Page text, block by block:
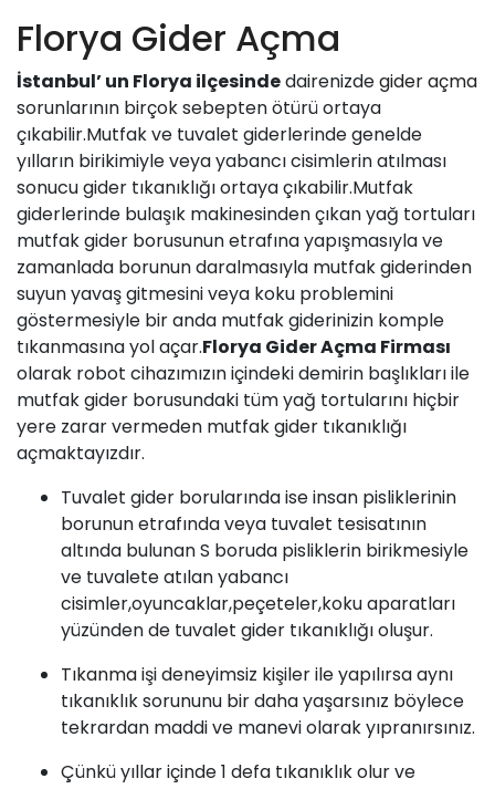
Florya Gider Açma
İstanbul’ un Florya ilçesindedairenizdegider açma
sorunlarının birçok sebepten ötürü ortaya
çıkabilir.Mutfak ve tuvalet giderlerinde genelde
yılların birikimiyle veya yabancı cisimlerin atılması
sonucu gider tıkanıklığı ortaya çıkabilir.Mutfak
giderlerinde bulaşık makinesinden çıkan yağ tortuları
mutfak gider borusunun etrafına yapışmasıyla ve
zamanlada borunun daralmasıyla mutfak giderinden
suyun yavaş gitmesini veya koku problemini
göstermesiyle bir anda mutfak giderinizin komple
tıkanmasına yol açar.Florya Gider Açma Firması
olarak robot cihazımızın içindeki demirin başlıkları ile
mutfak gider borusundaki tüm yağ tortularını hiçbir
yere zarar vermeden mutfak gider tıkanıklığı
açmaktayızdır.
Tuvalet gider borularında ise insan pisliklerinin
borunun etrafında veya tuvalet tesisatının
altında bulunan S boruda pisliklerin birikmesiyle
ve tuvalete atılan yabancı
cisimler,oyuncaklar,peçeteler,koku aparatları
yüzünden de tuvalet gider tıkanıklığı oluşur.
Tıkanmaişi deneyimsiz kişiler ile yapılırsa aynı
tıkanıklık sorununu bir daha yaşarsınız böylece
tekrardan maddi ve manevi olarak yıpranırsınız.
Çünkü yıllar içinde 1 defa tıkanıklık olur ve